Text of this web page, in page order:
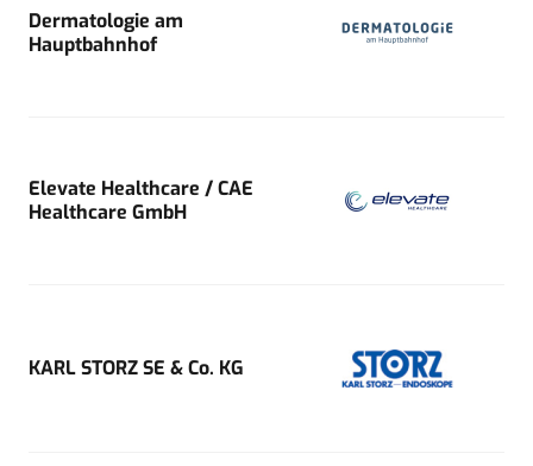
Dermatologie am
Hauptbahnhof
Elevate Healthcare / CAE
Healthcare GmbH
KARL STORZ SE & Co. KG